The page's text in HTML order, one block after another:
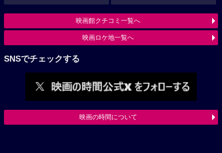
映画館クチコミ一覧へ
映画ロケ地一覧へ
SNSでチェックする
映画の時間について